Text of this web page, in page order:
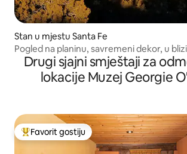
Stan u mjestu Santa Fe
Pogled na planinu, savremeni dekor, u
Drugi sjajni smještaji za
lokacije Muzej Georgie
Glavni favorit gostiju
Favorit gostiju